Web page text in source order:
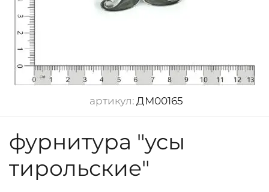
артикул: ДМ00165
фурнитура "усы
тирольские"